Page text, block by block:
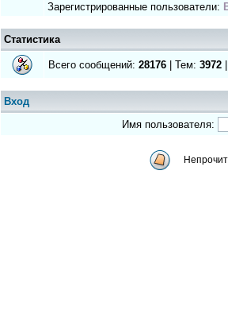
Зарегистрированные пользователи:
Статистика
Всего сообщений: 28176 | Тем: 3972
Вход
Имя пользователя: